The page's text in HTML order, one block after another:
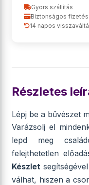
Gyors szállítás
Biztonságos fizetés
14 napos
Részletes
Lépj be a bűvészet
Varázsolj el
lepd meg
felejthetetlen
Készlet
válhat, hiszen a